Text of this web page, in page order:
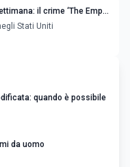
il crime ‘The Empty
Stati Uniti
quando è possibile
da uomo